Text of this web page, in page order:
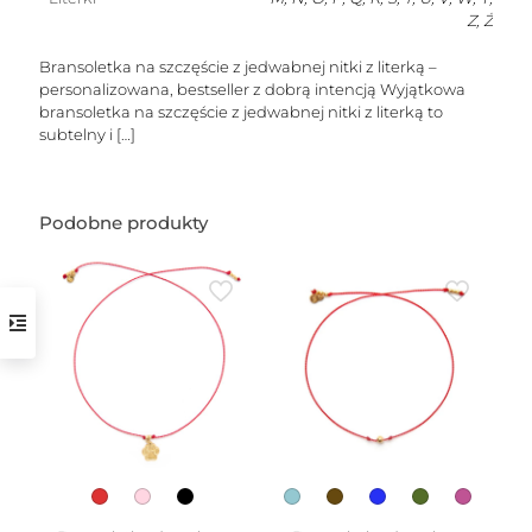
Z, Ż
Bransoletka na szczęście z jedwabnej nitki z literką –
personalizowana, bestseller z dobrą intencją Wyjątkowa
bransoletka na szczęście z jedwabnej nitki z literką to
subtelny i […]
Podobne produkty